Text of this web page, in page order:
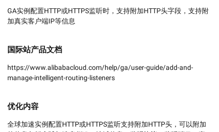
GA实例配置HTTP或HTTPS监听时，支持附加HTTP头字段，支持附
加真实客户端IP等信息
国际站产品文档
https://www.alibabacloud.com/help/ga/user-guide/add-and-
manage-intelligent-routing-listeners
优化内容
全球加速实例配置HTTP或HTTPS监听支持附加HTTP头，可以附加